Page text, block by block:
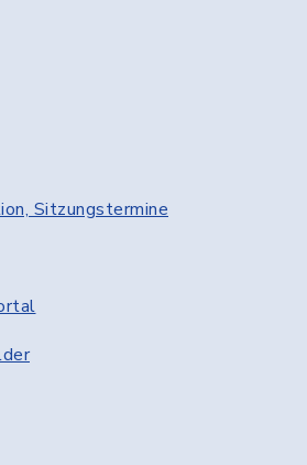
Sitzungstermine